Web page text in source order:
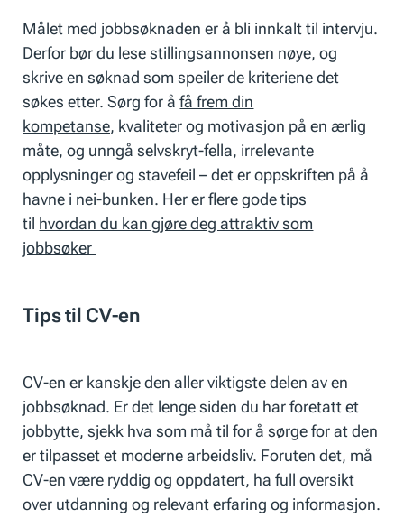
Målet med jobbsøknaden er å bli innkalt til intervju.
Derfor bør du lese stillingsannonsen nøye, og
skrive en søknad som speiler de kriteriene det
søkes etter. Sørg for åfå frem din
kompetanse, kvaliteter og motivasjon på en ærlig
måte, og unngå selvskryt-fella, irrelevante
opplysninger og stavefeil – det er oppskriften på å
havne i nei-bunken. Her er flere gode tips
til hvordan du kan gjøre deg attraktiv som
jobbsøker
Tips til CV-en
CV-en er kanskje den aller viktigste delen av en
jobbsøknad. Er det lenge siden du har foretatt et
jobbytte, sjekk hva som må til for å sørge for at den
er tilpasset et moderne arbeidsliv. Foruten det, må
CV-en være ryddig og oppdatert, ha full oversikt
over utdanning og relevant erfaring og informasjon.